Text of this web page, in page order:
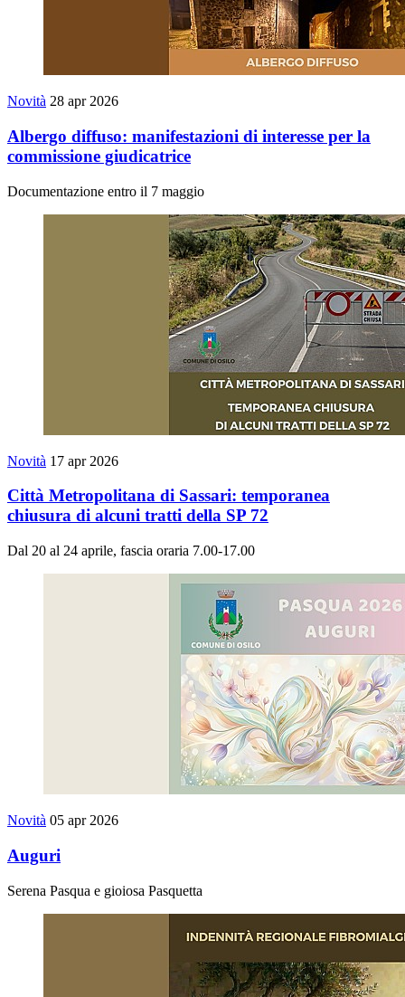
Novità 28 apr 2026
Albergo diffuso: manifestazioni di interesse per la
commissione giudicatrice
Documentazione entro il 7 maggio
Novità 17 apr 2026
Città Metropolitana di Sassari: temporanea
chiusura di alcuni tratti della SP 72
Dal 20 al 24 aprile, fascia oraria 7.00-17.00
Novità 05 apr 2026
Auguri
Serena Pasqua e gioiosa Pasquetta